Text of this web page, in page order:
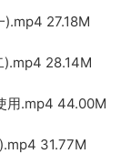
27.18M
28.14M
用.mp4 44.00M
31.77M